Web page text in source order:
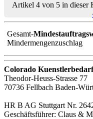
Artikel 4 von 5 in dieser
Gesamt-
Mindermengenzuschlag
Colorado
Theodor-Heuss-Strasse 77
70736 Fellbach Baden-
HR B AG Stuttgart Nr.
Geschäftsführer: Claus &